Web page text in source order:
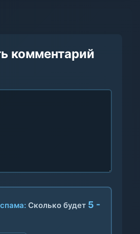
комментарий
Сколько будет 5 -